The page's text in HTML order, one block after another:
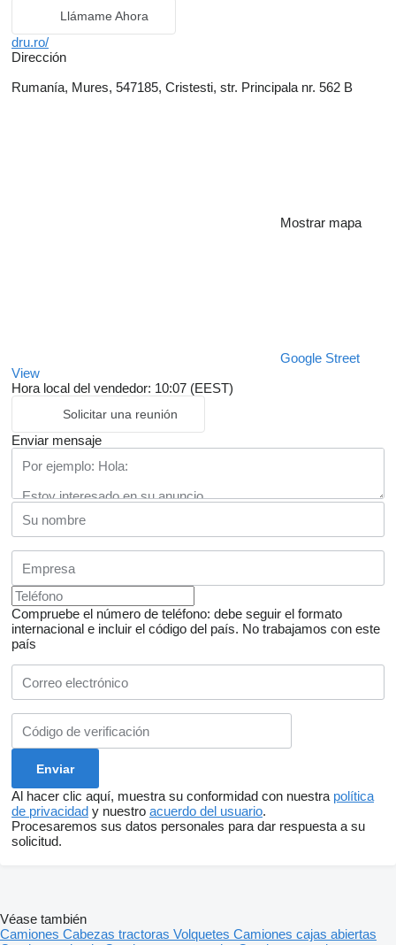
Llámame Ahora
dru.ro/
Dirección
Rumanía, Mures, 547185, Cristesti, str. Principala nr. 562 B
Mostrar mapa
Google Street
View
Hora local del vendedor: 10:07 (EEST)
Solicitar una reunión
Enviar mensaje
Compruebe el número de teléfono: debe seguir el formato
internacional e incluir el código del país. No trabajamos con este
país
Al hacer clic aquí, muestra su conformidad con nuestra política
de privacidad y nuestro acuerdo del usuario.
Procesaremos sus datos personales para dar respuesta a su
solicitud.
Véase también
Camiones Cabezas tractoras Volquetes Camiones cajas abiertas